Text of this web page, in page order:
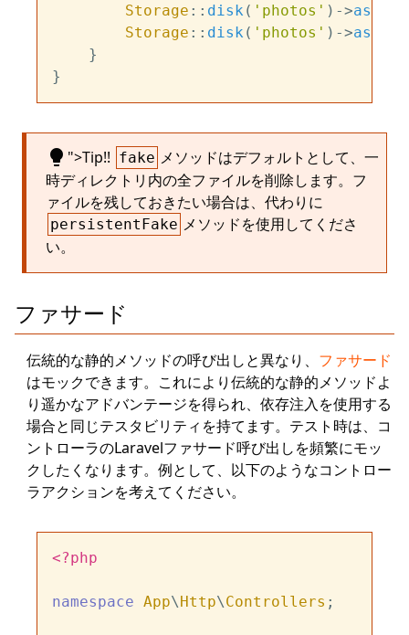
Storage :: disk ( 'photos' )->
Storage :: disk ( 'photos' )->
    }
lightbulb ">Tip!! fake メソッドはデフォルトとして、一
時ディレクトリ内の全ファイルを削除します。フ
ァイルを残しておきたい場合は、代わりに
persistentFake メソッドを使用してくださ
い。
ファサード
伝統的な静的メソッドの呼び出しと異なり、 ファサード
はモックできます。これにより伝統的な静的メソッドよ
り遥かなアドバンテージを得られ、依存注入を使用する
場合と同じテスタビリティを持てます。テスト時は、コ
ントローラのLaravelファサード呼び出しを頻繁にモッ
クしたくなります。例として、以下のようなコントロー
ラアクションを考えてください。
<?php
namespace App\Http\Controllers ;